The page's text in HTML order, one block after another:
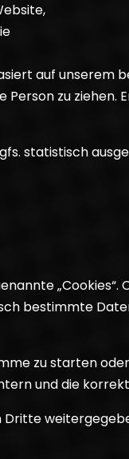
auf unserem
zu
statistisch
bestimmte
zu starten
und die